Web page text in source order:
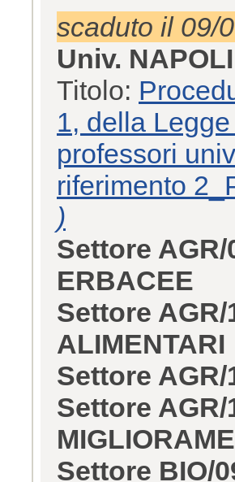
scaduto il 09/
Univ. NAPOLI
Titolo:
1, della
professori
riferimento
)
Settore AGR/
ERBACEE
Settore AGR/
ALIMENTARI
Settore AGR/
Settore AGR/
Settore BIO/